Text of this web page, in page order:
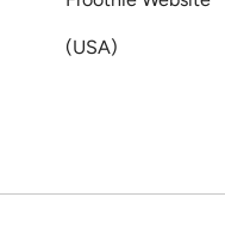
(USA)